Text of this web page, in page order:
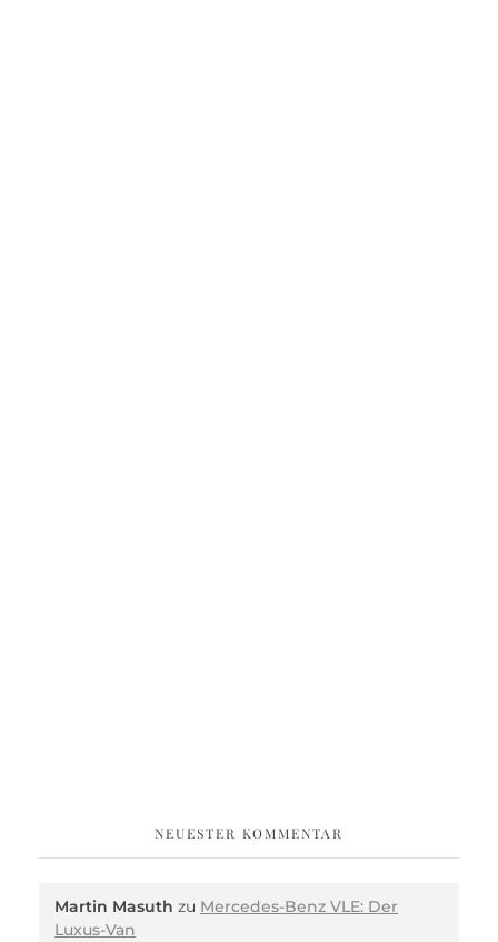
NEUESTER KOMMENTAR
Martin Masuth zu Mercedes-Benz VLE: Der
Luxus-Van